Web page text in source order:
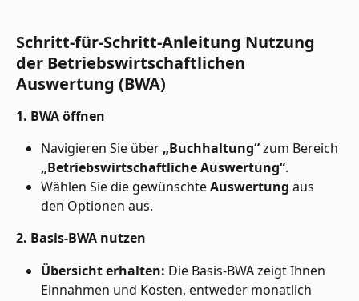
Schritt-für-Schritt-Anleitung Nutzung
der Betriebswirtschaftlichen
Auswertung (BWA)
1. BWA öffnen
Navigieren Sie über „Buchhaltung“ zum Bereich
„Betriebswirtschaftliche Auswertung“.
Wählen Sie die gewünschte Auswertung aus
den Optionen aus.
2. Basis-BWA nutzen
Übersicht erhalten: Die Basis-BWA zeigt Ihnen
Einnahmen und Kosten, entweder monatlich